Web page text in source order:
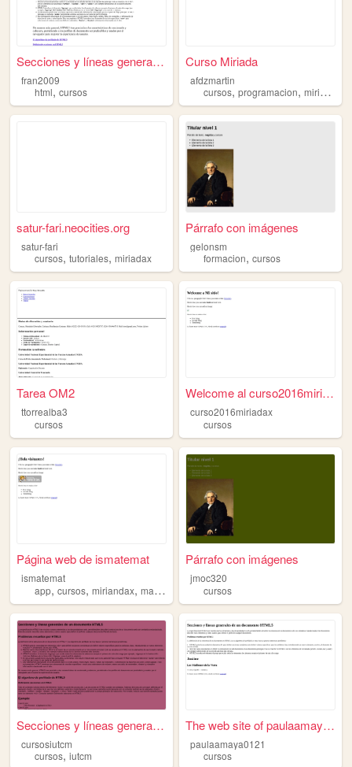
Secciones y líneas generales...
fran2009
html, cursos
Curso Miriada
afdzmartin
cursos,programacion,miriadax
satur-fari.neocities.org
satur-fari
cursos, tutoriales, miriadax
Párrafo con imágenes
gelonsm
formacion,cursos
Tarea OM2
ttorrealba3
cursos
Welcome al curso2016miriadax
curso2016miriadax
cursos
Página web de ismatemat
ismatemat
app, cursos, miriandax, matematicas html
Párrafo con imágenes
jmoc320
cursos
Secciones y líneas generales...
cursosiutcm
cursos, iutcm
The web site of paulaamaya01...
paulaamaya0121
cursos